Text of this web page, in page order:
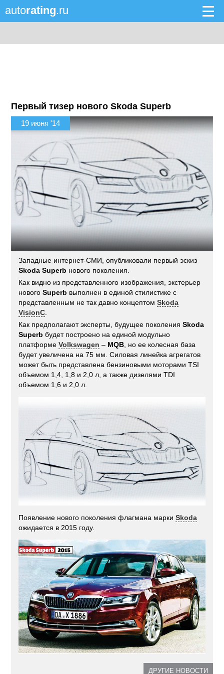
autorating.ru
Первый тизер нового Skoda Superb
19 июня '14
Западные интернет-СМИ, опубликовали первый эскиз
Skoda Superb нового поколения.
Как видно из представленного изображения, экстерьер
новогоSuperb выполнен в единой стилистике с
представленным не так давно концептомSkoda
VisionC
Как предполагают эксперты, будущее поколенияSkoda
Superb будет построено на единой модульно
платформеVolkswagen – MQB , но ее колесная база
будет увеличена на 75 мм. Силовая линейка агрегатов
может быть представлена бензиновыми моторами TSI
объемом 1,4, 1,8 и 2,0 л, а также дизелями TDI
объемом 1,6 и 2,0 л.
Появление нового поколения флагмана маркиSkoda
ожидается в 2015 году.
ДРУГИЕ НОВОСТИ